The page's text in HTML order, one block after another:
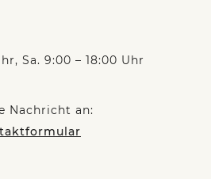
Sa. 9:00 – 18:00 Uhr
Nachricht an: